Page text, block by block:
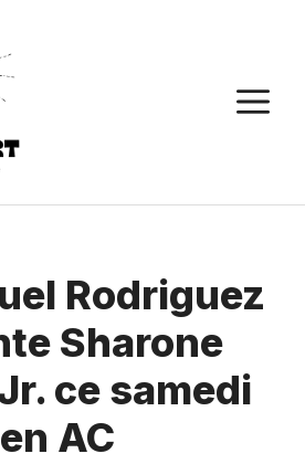
Rodriguez
Sharone
ce samedi
en AC